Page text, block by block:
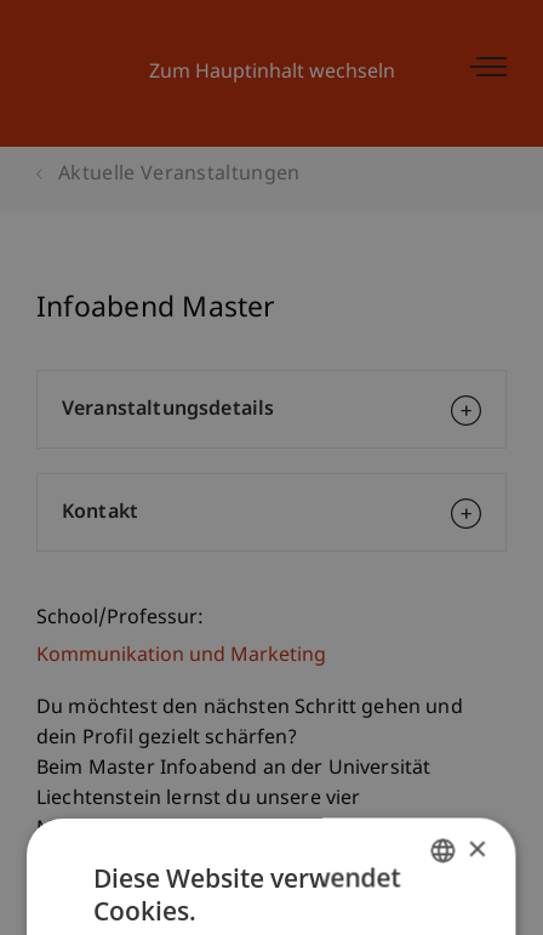
Zum Hauptinhalt wechseln
Aktuelle Veranstaltungen
Infoabend Master
School/Professur:
Kommunikation und Marketing
Du möchtest den nächsten Schritt gehen und
dein Profil gezielt schärfen?
Beim Master Infoabend an der Universität
Liechtenstein lernst du unsere vier
Masterstudiengänge persönlich kennen und
findest heraus, welcher am besten zu deinen
beruflichen Zielen passt.
Veranstaltungsdetails
Kontakt
×
Diese Website verwendet
Cookies.